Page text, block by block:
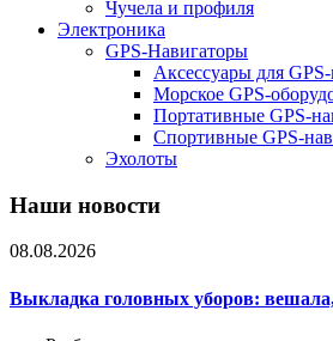
Чучела и профиля
Электроника
GPS-Навигаторы
Аксессуары для
Морское GPS-
Портативные GPS-
Спортивные GPS-
Эхолоты
Наши новости
08.08.2026
Выкладка головных уборов: